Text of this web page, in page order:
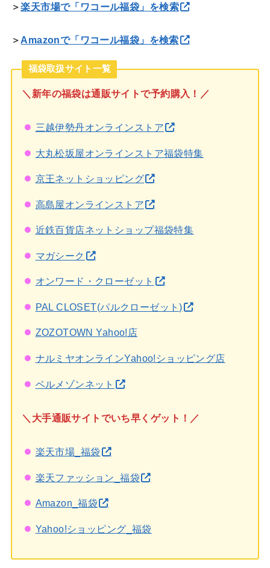
＞楽天市場で「ワコール福袋」を検索
＞ Amazonで「ワコール福袋」を検索
福袋取扱サイト一覧
＼新年の福袋は通販サイトで予約購入！／
三越伊勢丹オンラインストア
大丸松坂屋オンラインストア福袋特集
京王ネットショッピング
高島屋オンラインストア
近鉄百貨店ネットショップ福袋特集
マガシーク
オンワード・クローゼット
PAL CLOSET(パルクローゼット)
ZOZOTOWN Yahoo!店
ナルミヤオンラインYahoo!ショッピング店
ベルメゾンネット
＼大手通販サイトでいち早くゲット！／
楽天市場_福袋
楽天ファッション_福袋
Amazon_福袋
Yahoo!ショッピング_福袋